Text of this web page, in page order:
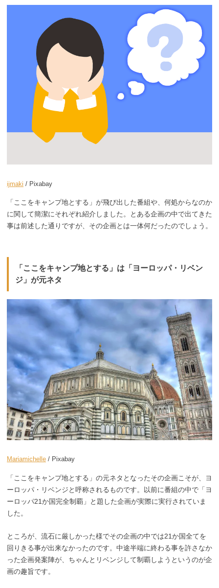
ijmaki / Pixabay
「ここをキャンプ地とする」が飛び出した番組や、何処からなのか
に関して簡潔にそれぞれ紹介しました。とある企画の中で出てきた
事は前述した通りですが、その企画とは一体何だったのでしょう。
「ここをキャンプ地とする」は「ヨーロッパ・リベン
ジ」が元ネタ
Mariamichelle / Pixabay
「ここをキャンプ地とする」の元ネタとなったその企画こそが、ヨ
ーロッパ・リベンジと呼称されるものです。以前に番組の中で「ヨ
ーロッパ21か国完全制覇」と題した企画が実際に実行されていま
した。
ところが、流石に厳しかった様でその企画の中では21か国全てを
回りきる事が出来なかったのです。中途半端に終わる事を許さなか
った企画発案陣が、ちゃんとリベンジして制覇しようというのが企
画の趣旨です。